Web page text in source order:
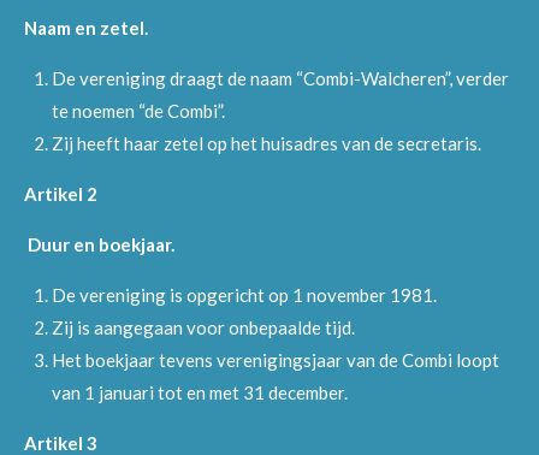
Naam en zetel.
De vereniging draagt de naam “Combi-Walcheren”, verder
te noemen “de Combi”.
Zij heeft haar zetel op het huisadres van de secretaris.
Artikel 2
Duur en boekjaar.
De vereniging is opgericht op 1 november 1981.
Zij is aangegaan voor onbepaalde tijd.
Het boekjaar tevens verenigingsjaar van de Combi loopt
van 1 januari tot en met 31 december.
Artikel 3